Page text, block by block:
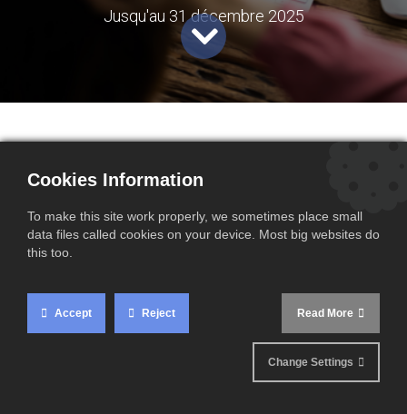
Jusqu'au 31 décembre 2025
Les autorités fiscales françaises ont confirmé que
les entreprises situées hors de l’Union européenne
peuvent continuer à bénéficier du régime de
décembre 2025. Cette prolongation vous permet de
désigner un représentant fiscal ponctuel pour gérer
vos importations en France, sans avoir à vous
immatriculer à la TVA, vous offrant ainsi un délai
Cookies Information
To make this site work properly, we sometimes place small
data files called cookies on your device. Most big websites do
this too.
Accept Reject Read More
Change Settings